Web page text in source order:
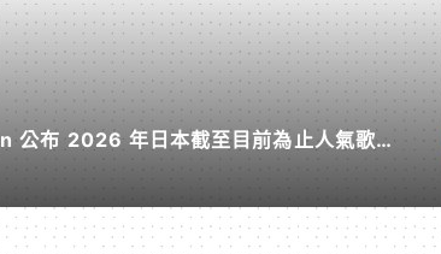
公布 2026 年日本截至目前為止人氣歌單
垠處歸航之星》入榜